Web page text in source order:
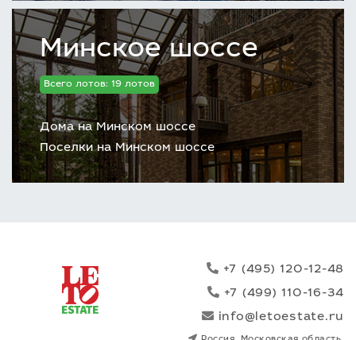
Минское шоссе
Всего лотов: 19 лотов
Дома на Минском шоссе
Поселки на Минском шоссе
+7 (495) 120-12-48
+7 (499) 110-16-34
info@letoestate.ru